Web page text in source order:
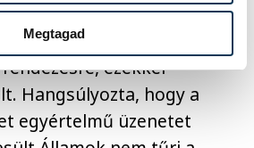
Megtagad
vezetőjének. Felidézte:
is lehetőséget
ezekkel
Hangsúlyozta, hogy a
egyértelmű üzenetet